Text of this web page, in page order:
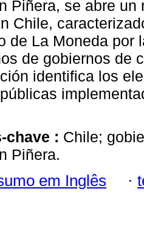
Piñera, se abre un
Chile,
de La Moneda por
de gobiernos de
identifica los
chave : Chile;
Piñera.
em Inglês ·